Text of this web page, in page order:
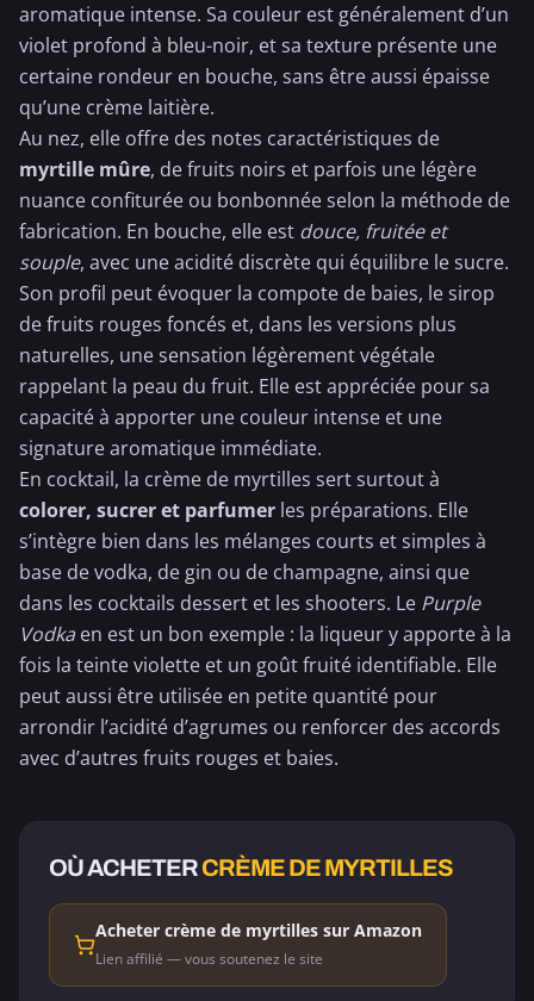
aromatique intense. Sa couleur est généralement d’un
violet profond à bleu-noir, et sa texture présente une
certaine rondeur en bouche, sans être aussi épaisse
qu’une crème laitière.
Au nez, elle offre des notes caractéristiques de
myrtille mûre, de fruits noirs et parfois une légère
nuance confiturée ou bonbonnée selon la méthode de
fabrication. En bouche, elle est douce, fruitée et
souple, avec une acidité discrète qui équilibre le sucre.
Son profil peut évoquer la compote de baies, le sirop
defruits rouges foncés et, dans les versions plus
naturelles, une sensation légèrement végétale
rappelant la peau du fruit. Elle est appréciée pour sa
capacité à apporter une couleur intense et une
signature aromatique immédiate.
En cocktail, la crème de myrtilles sert surtout à
colorer, sucrer et parfumer les préparations. Elle
s’intègre bien dans les mélanges courts et simples à
base de vodka, de gin ou de champagne, ainsi que
dans les cocktails dessert et les shooters. Le Purple
Vodka en est un bon exemple : la liqueur y apporte à la
fois la teinte violette et un goût fruité identifiable. Elle
peut aussi être utilisée en petite quantité pour
arrondir l’acidité d’agrumes ou renforcer des accords
avec d’autres fruits rouges et baies.
OÙ ACHETERCRÈME DE MYRTILLES
Acheter crème de myrtilles sur Amazon
Lien affilié — vous soutenez le site